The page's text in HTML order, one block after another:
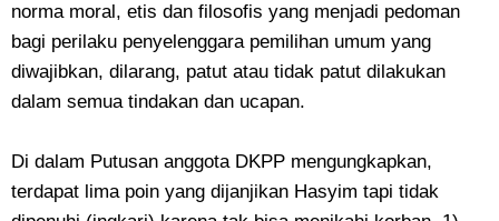
norma moral, etis dan filosofis yang menjadi pedoman
bagi perilaku penyelenggara pemilihan umum yang
diwajibkan, dilarang, patut atau tidak patut dilakukan
dalam semua tindakan dan ucapan.
Di dalam Putusan anggota DKPP mengungkapkan,
terdapat lima poin yang dijanjikan Hasyim tapi tidak